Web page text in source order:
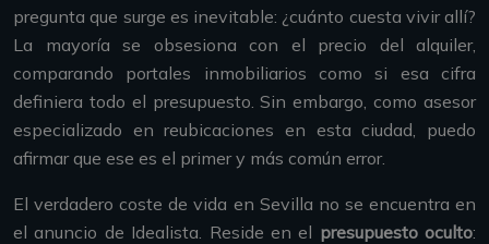
pregunta que surge es inevitable: ¿cuánto cuesta vivir allí?
La mayoría se obsesiona con el precio del alquiler,
comparando portales inmobiliarios como si esa cifra
definiera todo el presupuesto. Sin embargo, como asesor
especializado en reubicaciones en esta ciudad, puedo
afirmar que ese es el primer y más común error.
El verdadero coste de vida en Sevilla no se encuentra en
el anuncio de Idealista. Reside en el presupuesto oculto: